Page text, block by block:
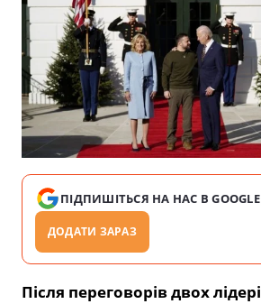
ПІДПИШІТЬСЯ НА НАС В GOOGLE
ДОДАТИ ЗАРАЗ
Після переговорів двох